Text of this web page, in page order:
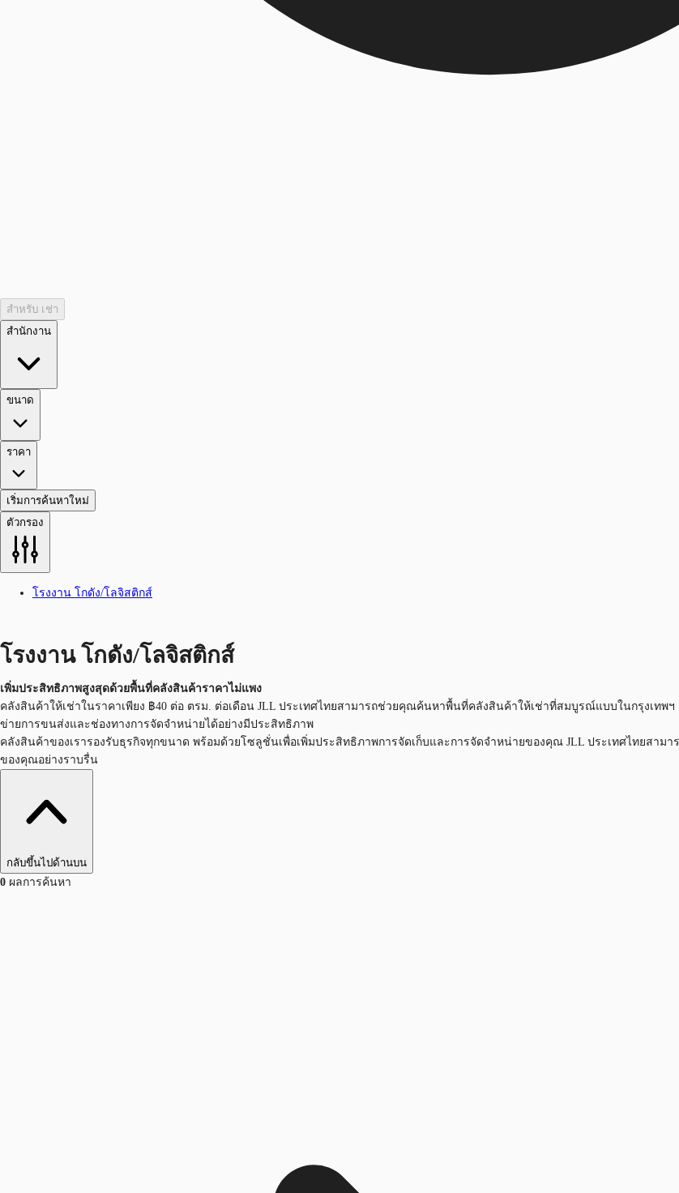
สำหรับ เช่า
สำนักงาน
ขนาด
ราคา
เริ่มการค้นหาใหม่
ตัวกรอง
โรงงาน โกดัง/โลจิสติกส์
โรงงาน โกดัง/โลจิสติกส์
เพิ่มประสิทธิภาพสูงสุดด้วยพื้นที่คลังสินค้าราคาไม่แพง
คลังสินค้าให้เช่าในราคาเพียง ฿40 ต่อ ตรม. ต่อเดือน JLL ประเทศไทยสามารถช่วยคุณค้นหาพื้นที่คลังสินค้าให้เช่าที่สมบูรณ์แบบในกรุงเทพฯ
ข่ายการขนส่งและช่องทางการจัดจำหน่ายได้อย่างมีประสิทธิภาพ
คลังสินค้าของเรารองรับธุรกิจทุกขนาด พร้อมด้วยโซลูชั่นเพื่อเพิ่มประสิทธิภาพการจัดเก็บและการจัดจำหน่ายของคุณ JLL ประเทศไทยส
ของคุณอย่างราบรื่น
กลับขึ้นไปด้านบน
0 ผลการค้นหา